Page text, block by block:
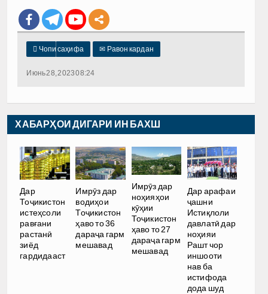
 Чопи саҳифа ✉ Равон кардан
Июнь 28, 2023 08:24
ХАБАРҲОИ ДИГАРИ ИН БАХШ
Дар
Тоҷикистон
истеҳсоли
равғани
растанӣ
зиёд
гардидааст
Имрӯз дар
водиҳои
Тоҷикистон
ҳаво то 36
дараҷа гарм
мешавад
Имрӯз дар
ноҳияҳои
кӯҳии
Тоҷикистон
ҳаво то 27
дараҷа гарм
мешавад
Дар арафаи
ҷашни
Истиқлоли
давлатӣ дар
ноҳияи
Рашт чор
иншооти
нав ба
истифода
дода шуд